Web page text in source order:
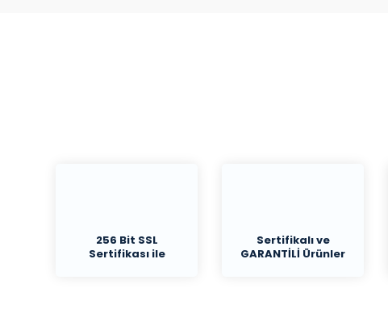
256 Bit SSL
Sertifikası ile
Sertifikalı ve
GARANTİLİ Ürünler